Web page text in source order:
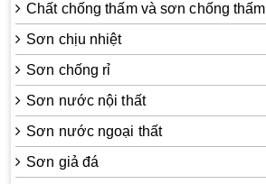
Chất chống thấm và sơn chống thấm
Sơn chịu nhiệt
Sơn chống rỉ
Sơn nước nội thất
Sơn nước ngoại thất
Sơn giả đá